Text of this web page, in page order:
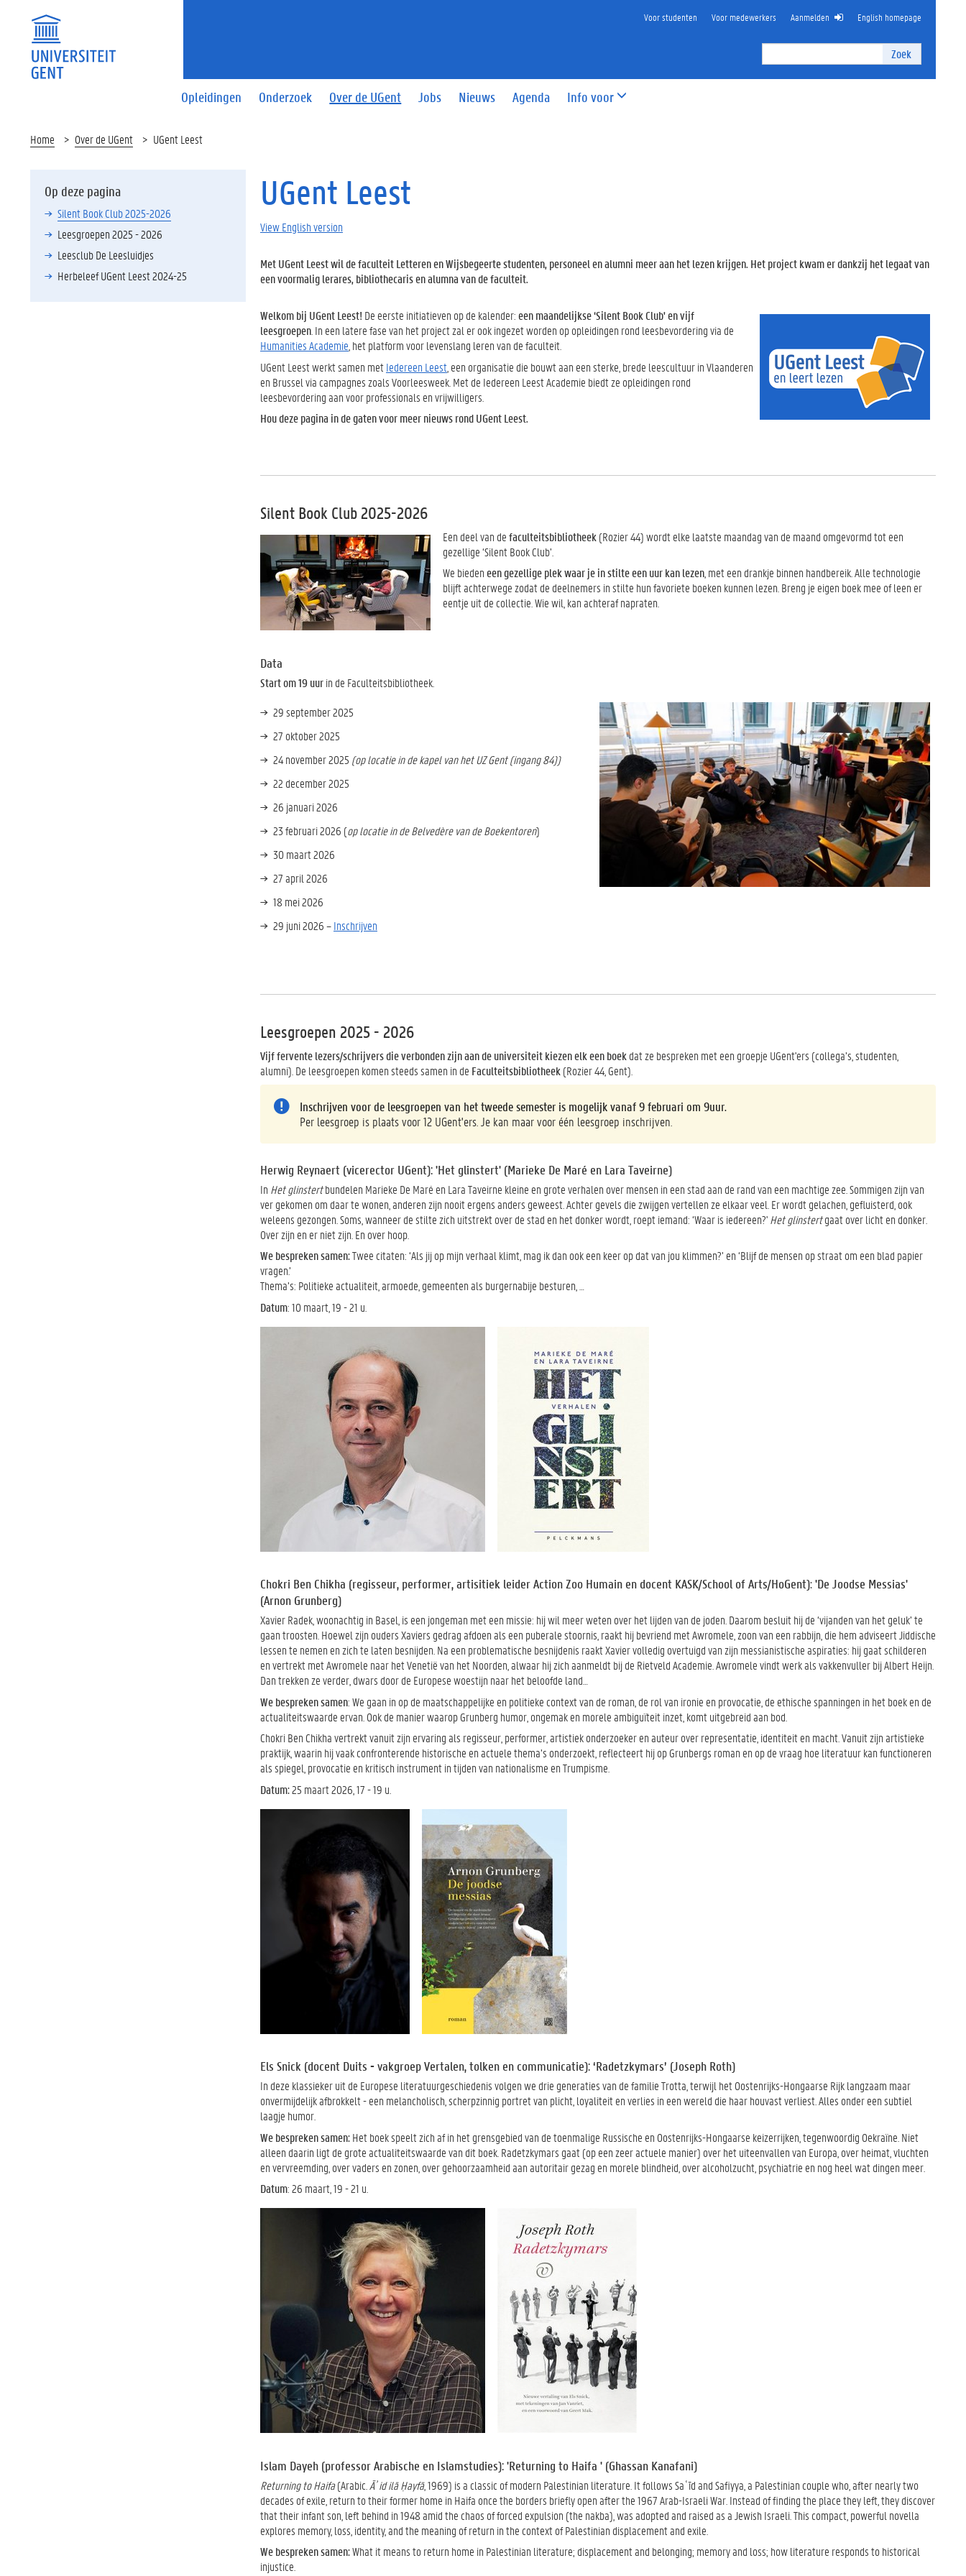
Zoek
Zoek
Voor studenten Voor medewerkers Aanmelden English homepage
Opleidingen Onderzoek Over de UGent Jobs Nieuws Agenda Info voor
Home Over de UGent UGent Leest
Op deze pagina
Silent Book Club 2025-2026
Leesgroepen 2025 - 2026
Leesclub De Leesluidjes
Herbeleef UGent Leest 2024-25
UGent Leest
View English version
Met UGent Leest wil de faculteit Letteren en Wijsbegeerte studenten, personeel en alumni meer aan het lezen krijgen. Het project kwam er dankzij het legaat van
een voormalig lerares, bibliothecaris en alumna van de faculteit.
Welkom bij UGent Leest! De eerste initiatieven op de kalender:een maandelijkse ‘Silent Book Club' en vijf
leesgroepen In een latere fase van het project zal er ook ingezet worden op opleidingen rond leesbevordering via de
Humanities Academie , het platform voor levenslang leren van de faculteit.
UGent Leest werkt samen metIedereen Leest , een organisatie die bouwt aan een sterke, brede leescultuur in Vlaanderen
en Brussel via campagnes zoals Voorleesweek. Met de Iedereen Leest Academie biedt ze opleidingen rond
leesbevordering aan voor professionals en vrijwilligers.
Hou deze pagina in de gaten voor meer nieuws rond UGent Leest.
Silent Book Club 2025-2026
Een deel van defaculteitsbibliotheek(Rozier 44) wordt elke laatste maandag van de maand omgevormd tot een
gezellige ‘Silent Book Club’.
We biedeneen gezellige plek waar je in stilte een uur kan lezen , met een drankje binnen handbereik. Alle technologie
blijft achterwege zodat de deelnemers in stilte hun favoriete boeken kunnen lezen. Breng je eigen boek mee of leen er
eentje uit de collectie. Wie wil, kan achteraf napraten.
Data
Start om 19 uurin de Faculteitsbibliotheek.
29 september 2025
27 oktober 2025
24 november 2025 (op locatie in de kapel van het UZ Gent (ingang 84))
22 december 2025
26 januari 2026
23 februari 2026 (op locatie in de Belvedère van de Boekentoren)
30 maart 2026
27 april 2026
18 mei 2026
29 juni 2026 –Inschrijven
Leesgroepen 2025 - 2026
Vijf fervente lezers/schrijvers die verbonden zijn aan de universiteit kiezen elk een boekdat ze bespreken met een groepje UGent'ers (collega’s, studenten,
alumni). De leesgroepen komen steeds samen in de Faculteitsbibliotheek(Rozier 44, Gent).
Inschrijven voor de leesgroepen van het tweede semester is mogelijk vanaf 9 februari om 9uur.
Per leesgroep is plaats voor 12 UGent'ers. Je kan maar voor één leesgroep inschrijven.
Herwig Reynaert (vicerector UGent): 'Het glinstert' (Marieke De Maré en Lara Taveirne)
In Het glinstertbundelen Marieke De Maré en Lara Taveirne kleine en grote verhalen over mensen in een stad aan de rand van een machtige zee. Sommigen zijn van
ver gekomen om daar te wonen, anderen zijn nooit ergens anders geweest. Achter gevels die zwijgen vertellen ze elkaar veel. Er wordt gelachen, gefluisterd, ook
weleens gezongen. Soms, wanneer de stilte zich uitstrekt over de stad en het donker wordt, roept iemand: ‘Waar is iedereen?'Het glinstertgaat over licht en donker.
Over zijn en er niet zijn. En over hoop.
We bespreken samen:Twee citaten: ‘Als jij op mijn verhaal klimt, mag ik dan ook een keer op dat van jou klimmen?’ en ‘Blijf de mensen op straat om een blad papier
vragen.’
Thema’s: Politieke actualiteit, armoede, gemeenten als burgernabije besturen, …
Datum: 10 maart, 19 - 21 u.
Chokri Ben Chikha (regisseur, performer, artisitiek leider Action Zoo Humain en docent KASK/School of Arts/HoGent):'De Joodse Messias'
(Arnon Grunberg)
Xavier Radek, woonachtig in Basel, is een jongeman met een missie: hij wil meer weten over het lijden van de joden. Daarom besluit hij de ‘vijanden van het geluk’ te
gaan troosten. Hoewel zijn ouders Xaviers gedrag afdoen als een puberale stoornis, raakt hij bevriend met Awromele, zoon van een rabbijn, die hem adviseert Jiddische
lessen te nemen en zich te laten besnijden. Na een problematische besnijdenis raakt Xavier volledig overtuigd van zijn messianistische aspiraties: hij gaat schilderen
en vertrekt met Awromele naar het Venetië van het Noorden, alwaar hij zich aanmeldt bij de Rietveld Academie. Awromele vindt werk als vakkenvuller bij Albert Heijn.
Dan trekken ze verder, dwars door de Europese woestijn naar het beloofde land…
We bespreken samen: We gaan in op de maatschappelijke en politieke context van de roman, de rol van ironie en provocatie, de ethische spanningen in het boek en de
actualiteitswaarde ervan. Ook de manier waarop Grunberg humor, ongemak en morele ambiguïteit inzet, komt uitgebreid aan bod.
Chokri Ben Chikha vertrekt vanuit zijn ervaring als regisseur, performer, artistiek onderzoeker en auteur over representatie, identiteit en macht. Vanuit zijn artistieke
praktijk, waarin hij vaak confronterende historische en actuele thema’s onderzoekt, reflecteert hij op Grunbergs roman en op de vraag hoe literatuur kan functioneren
als spiegel, provocatie en kritisch instrument in tijden van nationalisme en Trumpisme.
Datum:25 maart 2026, 17 - 19 u.
Els Snick (docent Duits - vakgroep Vertalen, tolken en communicatie): ‘Radetzkymars’ (Joseph Roth)
In deze klassieker uit de Europese literatuurgeschiedenis volgen we drie generaties van de familie Trotta, terwijl het Oostenrijks-Hongaarse Rijk langzaam maar
onvermijdelijk afbrokkelt - een melancholisch, scherpzinnig portret van plicht, loyaliteit en verlies in een wereld die haar houvast verliest. Alles onder een subtiel
laagje humor.
We bespreken samen:Het boek speelt zich af in het grensgebied van de toenmalige Russische en Oostenrijks-Hongaarse keizerrijken, tegenwoordig Oekraïne. Niet
alleen daarin ligt de grote actualiteitswaarde van dit boek. Radetzkymars gaat (op een zeer actuele manier) over het uiteenvallen van Europa, over heimat, vluchten
en vervreemding, over vaders en zonen, over gehoorzaamheid aan autoritair gezag en morele blindheid, over alcoholzucht, psychiatrie en nog heel wat dingen meer.
Datum: 26 maart, 19 - 21 u.
Islam Dayeh (professor Arabische en Islamstudies): 'Returning to Haifa ' (Ghassan Kanafani)
Returning to Haifa(Arabic. Āʾid ilā Ḥayfā, 1969) is a classic of modern Palestinian literature. It follows Saʿīd and Safiyya, a Palestinian couple who, after nearly two
decades of exile, return to their former home in Haifa once the borders briefly open after the 1967 Arab-Israeli War. Instead of finding the place they left, they discover
that their infant son, left behind in 1948 amid the chaos of forced expulsion (the nakba), was adopted and raised as a Jewish Israeli. This compact, powerful novella
explores memory, loss, identity, and the meaning of return in the context of Palestinian displacement and exile.
We bespreken samen:What it means to return home in Palestinian literature; displacement and belonging; memory and loss; how literature responds to historical
injustice.